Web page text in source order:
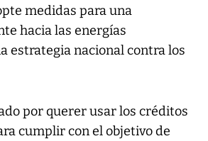
medidas para una
hacia las energías
estrategia nacional contra los
por querer usar los créditos
cumplir con el objetivo de